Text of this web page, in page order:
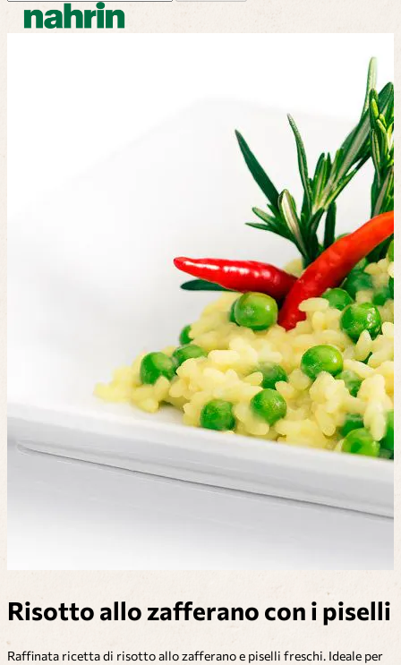
Risotto allo zafferano con i piselli
Raffinata ricetta di risotto allo zafferano e piselli freschi. Ideale per